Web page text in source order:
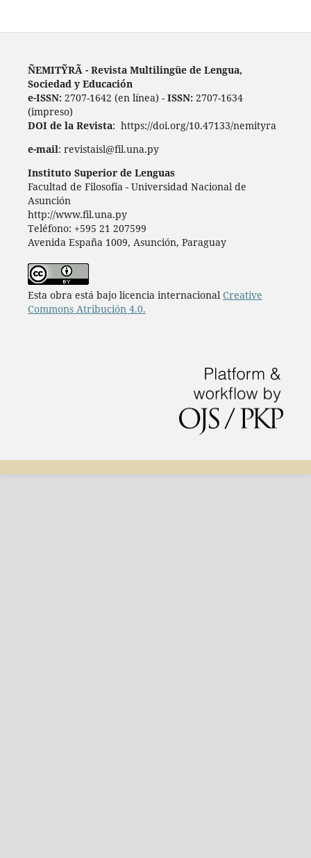
ÑEMITỸRÃ - Revista Multilingüe de Lengua,
Sociedad y Educación
e-ISSN:2707-1642 (en línea) - ISSN:2707-1634
(impreso)
DOI de la Revista: https://doi.org/10.47133/nemityra
e-mail: revistaisl@fil.una.py
Instituto Superior de Lenguas
Facultad de Filosofía - Universidad Nacional de
Asunción
http://www.fil.una.py
Teléfono: +595 21 207599
Avenida España 1009, Asunción, Paraguay
Esta obra está bajo licencia internacional Creative
Commons Atribución 4.0.